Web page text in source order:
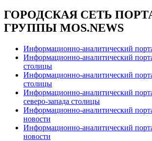
ГОРОДСКАЯ СЕТЬ
ГРУППЫ MOS.NEWS
Информационно-аналитический
Информационно-аналитический
столицы
Информационно-аналитический
столицы
Информационно-аналитический
северо-запада столицы
Информационно-аналитический
новости
Информационно-аналитический
новости